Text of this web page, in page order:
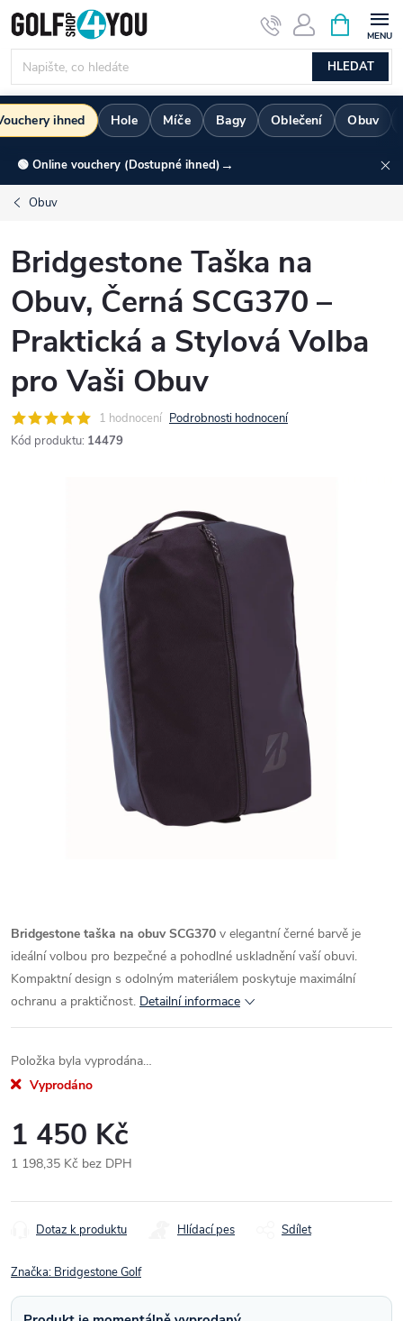
Přejít
na
obsah
HLEDAT
NÁKUPNÍ
KOŠÍK
ihned Hole Míče Bagy Oblečení Obuv
🟢 Online vouchery (Dostupné ihned) →
Obuv
Bridgestone Taška na
Obuv, Černá SCG370 –
Praktická a Stylová Volba
pro Vaši Obuv
1 hodnocení Podrobnosti hodnocení
Kód produktu: 14479
Bridgestone taška na obuv SCG370 v elegantní černé barvě je
ideální volbou pro bezpečné a pohodlné uskladnění vaší obuvi.
Kompaktní design s odolným materiálem poskytuje maximální
ochranu a praktičnost. Detailní informace
Položka byla vyprodána…
Vyprodáno
1 450 Kč
1 198,35 Kč bez DPH
cena:
Dotaz k produktu Hlídací pes Sdílet
Značka: Bridgestone Golf